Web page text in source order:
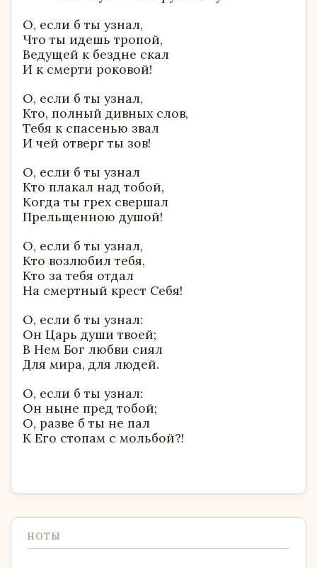
О, если б ты узнал,
Что ты идешь тропой,
Ведущей к бездне скал
И к смерти роковой!
О, если б ты узнал,
Кто, полный дивных слов,
Тебя к спасенью звал
И чей отверг ты зов!
О, если б ты узнал
Кто плакал над тобой,
Когда ты грех свершал
Прельщенною душой!
О, если б ты узнал,
Кто возлюбил тебя,
Кто за тебя отдал
На смертный крест Себя!
О, если б ты узнал:
Он Царь души твоей;
В Нем Бог любви сиял
Для мира, для людей.
О, если б ты узнал:
Он ныне пред тобой;
О, разве б ты не пал
К Его стопам с мольбой?!
НОТЫ